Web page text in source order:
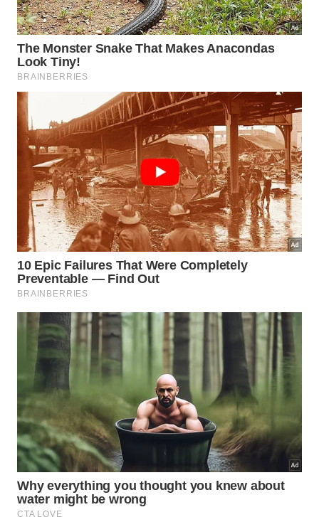
respeitar resposta cardiovascular, recuperação e
progressão semanal.
O que vale levar dessa discussão
para a vida real?
A mensagem mais útil por trás da frase de Andrew
Huberman talvez não seja a aura de precisão do
número, e sim a defesa de uma prática regular,
mensurável e sustentável.Longevidade
raramente
nasce de sessões heroicas e esporádicas. Ela
costuma responder melhor ao acúmulo de semanas
bem feitas, com frequência cardíaca controlada,
volume consistente e recuperação adequada.
Para quem busca envelhecer com mais autonomia,
fôlego e menor risco cardiometabólico, os